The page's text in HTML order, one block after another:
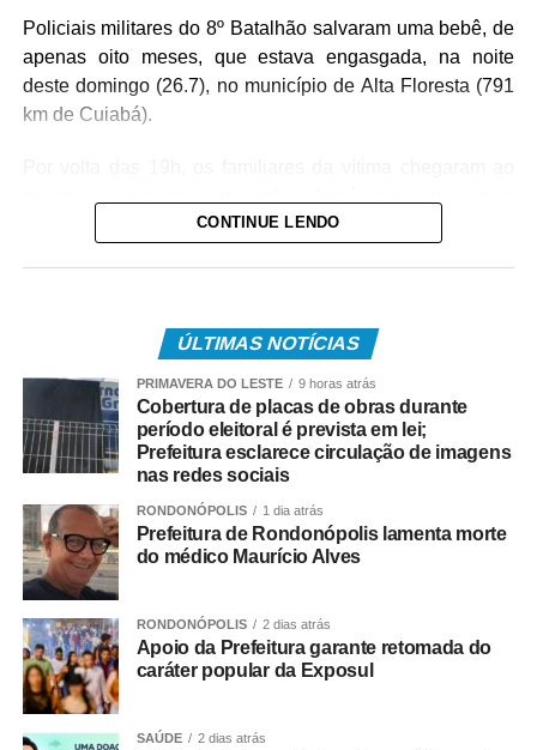
Policiais militares do 8º Batalhão salvaram uma bebê, de
apenas oito meses, que estava engasgada, na noite
deste domingo (26.7), no município de Alta Floresta (791
km de Cuiabá).
um quadro de obstrução das vias aéreas com leite
Após o atendimento inicial, o bebê foi levado ao Hospital
Regional, acompanhado da mãe, onde permaneceu sob
os cuidados da equipe médica. A bebê foi atendida pela
pediatra de plantão, que deu continuidade às avaliações
e aos procedimentos necessários.
COMENTE ABAIXO:
WhatsApp
Facebook
Twitter
Messenger
LinkedIn
Share
CONTINUE LENDO
ÚLTIMAS NOTÍCIAS
PRIMAVERA DO LESTE 9 horas atrás
Cobertura de placas de obras durante
período eleitoral é prevista em lei;
Prefeitura esclarece circulação de imagens
nas redes sociais
RONDONÓPOLIS 1 dia atrás
Prefeitura de Rondonópolis lamenta morte
do médico Maurício Alves
RONDONÓPOLIS 2 dias atrás
Apoio da Prefeitura garante retomada do
caráter popular da Exposul
SAÚDE 2 dias atrás